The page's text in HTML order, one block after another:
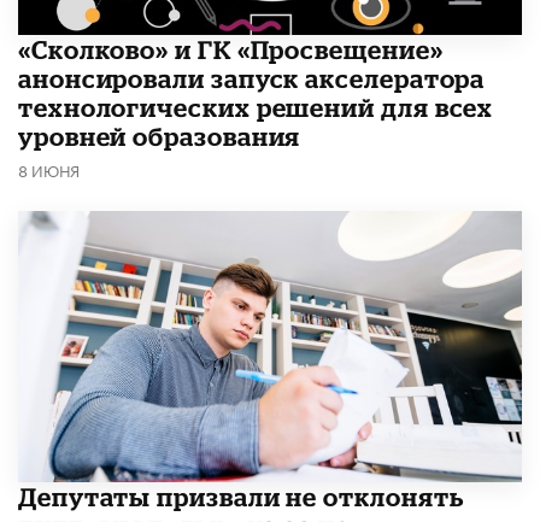
«Сколково» и ГК «Просвещение»
анонсировали запуск акселератора
технологических решений для всех
уровней образования
8 ИЮНЯ
Депутаты призвали не отклонять